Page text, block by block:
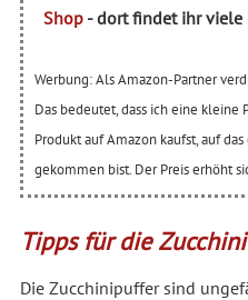
Shop- dort findet ihr viele
Werbung: Als Amazon-Partner
Das bedeutet, dass ich eine
Produkt auf Amazon kaufst, auf
gekommen bist. Der Preis erhöht
Tipps für die
Die Zucchinipuffer sind